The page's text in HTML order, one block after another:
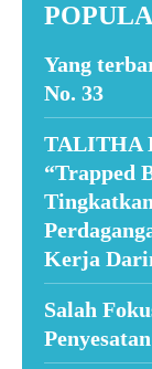
Yang
No. 33
TALITHA
“Trapped
Kerja
Salah